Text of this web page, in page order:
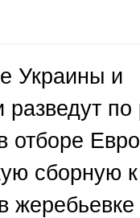
Украины и
разведут
отборе
сборную к
жеребьевке